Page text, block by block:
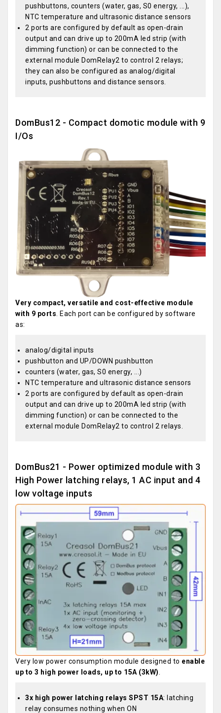
pushbuttons, counters (water, gas, S0 energy, ...),
NTC temperature and ultrasonic distance sensors
2 ports are configured by default as open-drain
output and can drive up to 200mA led strip (with
dimming function) or can be connected to the
external module DomRelay2 to control 2 relays;
they can also be configured as analog/digital
inputs, pushbuttons and distance sensors.
DomBus12 - Compact domotic module with 9
I/Os
Very compact, versatile and cost-effective module
with 9 ports . Each port can be configured by software
as:
analog/digital inputs
pushbutton and UP/DOWN pushbutton
counters (water, gas, S0 energy, ...)
NTC temperature and ultrasonic distance sensors
2 ports are configured by default as open-drain
output and can drive up to 200mA led strip (with
dimming function) or can be connected to the
external module DomRelay2 to control 2 relays.
DomBus21 - Power optimized module with 3
High Power latching relays, 1 AC input and 4
low voltage inputs
Very low power consumption module designed to enable
up to 3 high power loads, up to 15A (3kW)
3x high power latching relays SPST 15A: latching
relay consumes nothing when ON